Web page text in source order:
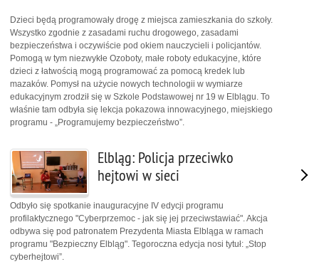
Dzieci będą programowały drogę z miejsca zamieszkania do szkoły.
Wszystko zgodnie z zasadami ruchu drogowego, zasadami
bezpieczeństwa i oczywiście pod okiem nauczycieli i policjantów.
Pomogą w tym niezwykłe Ozoboty, małe roboty edukacyjne, które
dzieci z łatwością mogą programować za pomocą kredek lub
mazaków. Pomysł na użycie nowych technologii w wymiarze
edukacyjnym zrodził się w Szkole Podstawowej nr 19 w Elblągu. To
właśnie tam odbyła się lekcja pokazowa innowacyjnego, miejskiego
programu - „Programujemy bezpieczeństwo”.
Elbląg: Policja przeciwko
hejtowi w sieci
Odbyło się spotkanie inauguracyjne IV edycji programu
profilaktycznego "Cyberprzemoc - jak się jej przeciwstawiać". Akcja
odbywa się pod patronatem Prezydenta Miasta Elbląga w ramach
programu "Bezpieczny Elbląg". Tegoroczna edycja nosi tytuł: „Stop
cyberhejtowi”.